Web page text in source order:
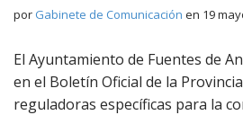
por Gabinete de Comunicación en 19
El Ayuntamiento de Fuentes de
en el Boletín Oficial de la
reguladoras específicas para la